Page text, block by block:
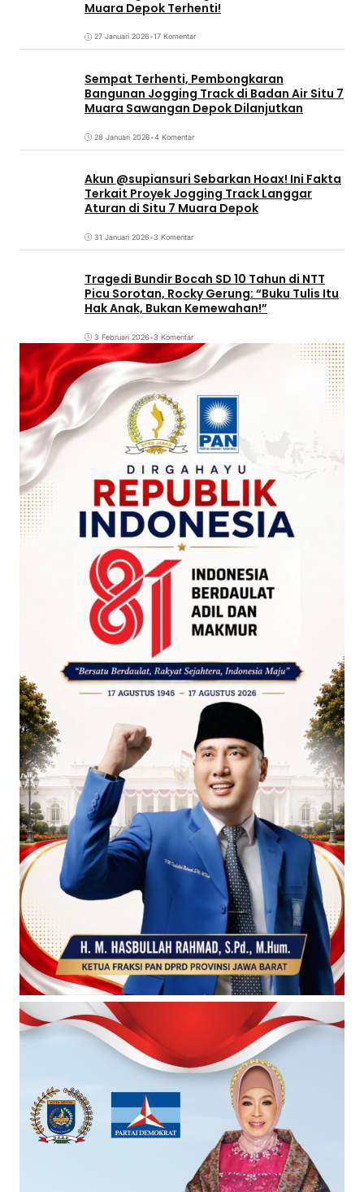
Muara Depok Terhenti!
27 Januari 2026•17 Komentar
Sempat Terhenti, Pembongkaran
Bangunan Jogging Track di Badan Air Situ 7
Muara Sawangan Depok Dilanjutkan
28 Januari 2026•4 Komentar
Akun @supiansuri Sebarkan Hoax! Ini Fakta
Terkait Proyek Jogging Track Langgar
Aturan di Situ 7 Muara Depok
31 Januari 2026•3 Komentar
Tragedi Bundir Bocah SD 10 Tahun di NTT
Picu Sorotan, Rocky Gerung: “Buku Tulis Itu
Hak Anak, Bukan Kemewahan!”
3 Februari 2026•3 Komentar